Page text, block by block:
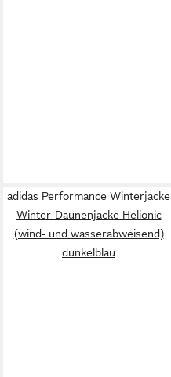
adidas Performance Winterjacke
Winter-Daunenjacke Helionic
(wind- und wasserabweisend)
dunkelblau